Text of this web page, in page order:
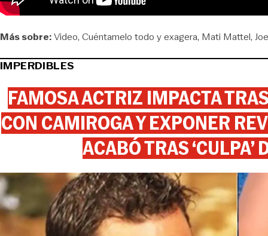
Más sobre:Video Cuéntamelo todo y exagera Mati Mattel
IMPERDIBLES
FAMOSA ACTRIZ IMPACTA
CON CAMIROGA Y EXPONER
ACABÓ TRAS ‘CULPA’